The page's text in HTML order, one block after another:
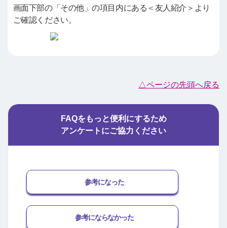
画面下部の「その他」の項目内にある＜友人紹介＞より
ご確認ください。
△ページの先頭へ戻る
FAQをもっと便利にするため
アンケートにご協力ください
参考になった
参考にならなかった